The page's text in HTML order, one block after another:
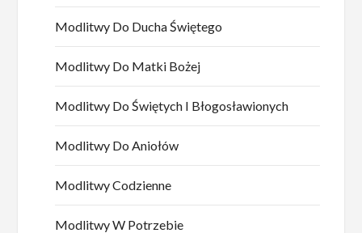
Modlitwy Do Ducha Świętego
Modlitwy Do Matki Bożej
Modlitwy Do Świętych I Błogosławionych
Modlitwy Do Aniołów
Modlitwy Codzienne
Modlitwy W Potrzebie